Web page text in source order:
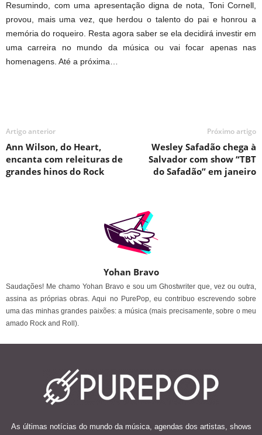
Resumindo, com uma apresentação digna de nota, Toni Cornell,
provou, mais uma vez, que herdou o talento do pai e honrou a
memória do roqueiro. Resta agora saber se ela decidirá investir em
uma carreira no mundo da música ou vai focar apenas nas
homenagens. Até a próxima…
Artigo anterior
Ann Wilson, do Heart,
encanta com releituras de
grandes hinos do Rock
Próximo artigo
Wesley Safadão chega à
Salvador com show “TBT
do Safadão” em janeiro
Yohan Bravo
Saudações! Me chamo Yohan Bravo e sou um Ghostwriter que, vez ou outra,
assina as próprias obras. Aqui no PurePop, eu contribuo escrevendo sobre
uma das minhas grandes paixões: a música (mais precisamente, sobre o meu
amado Rock and Roll).
As últimas notícias do mundo da música, agendas dos artistas, shows